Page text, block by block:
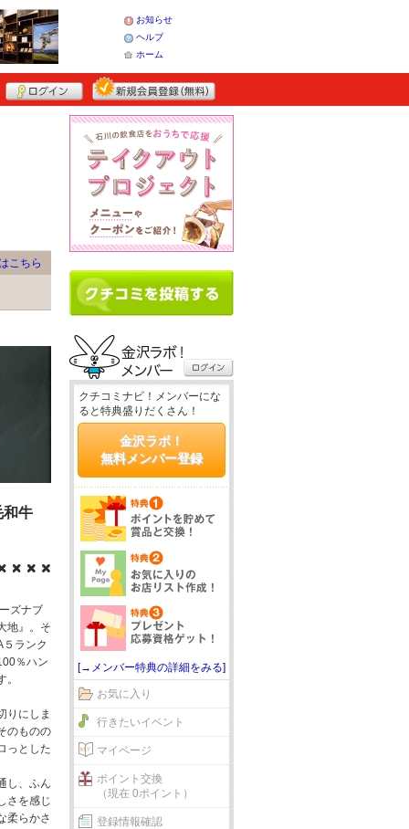
お知らせ
ヘルプ
ホーム
こちら
和牛
ズナブ
地』。そ
ランク
％ハン
りにしま
のものの
っとした
し、ふん
さを感じ
柔らかさ
クチコミナビ！メンバーにな
ると特典盛りだくさん！
金沢ラボ！
無料メンバー登録
[→メンバー特典の詳細をみる]
お気に入り
行きたいイベント
マイページ
ポイント交換
（現在 0ポイント）
登録情報確認